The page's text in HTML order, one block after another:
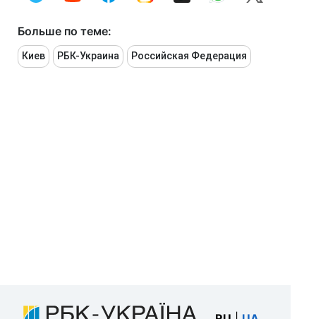
Больше по теме:
Киев РБК-Украина Российская Федерация